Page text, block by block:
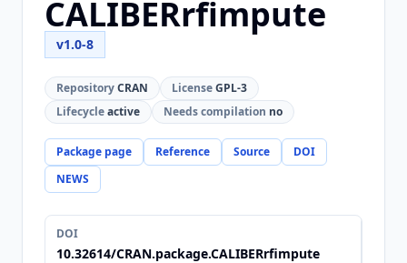
CALIBERrfimpute
v1.0-8
RepositoryCRAN LicenseGPL-3
Lifecycleactive Needs compilation no
Package page Reference Source
DOI
NEWS
DOI
10.32614/CRAN.package.CALIBERrfimpute